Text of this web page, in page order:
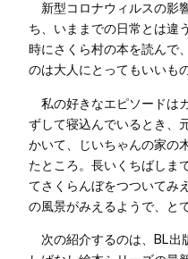
新型コロナウィルスの影
ち、いままでの日常とは違
時にさくら村の本を読んで
のは大人にとってもいいも
私の好きなエピソードは
ずして寝込んでいるとき、
かいて、じいちゃんの家の
たところ。長いくちばしま
てさくらんぼをつついてみ
の風景がみえるようで、と
次の紹介するのは、BL出